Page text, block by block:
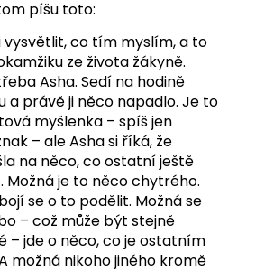
píšu toto:
vysvětlit, co tím myslím, a to
ze života žákyně.
Asha. Sedí na hodině
a právě ji něco napadlo. Je to
myšlenka – spíš jen
– ale Asha si říká, že
na něco, co ostatní ještě
Možná je to něco chytrého.
se o to podělit. Možná se
– což může být stejně
– jde o něco, co je ostatním
možná nikoho jiného kromě